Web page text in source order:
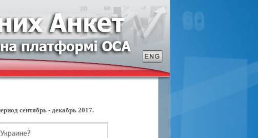
сентябрь - декабрь 2017.